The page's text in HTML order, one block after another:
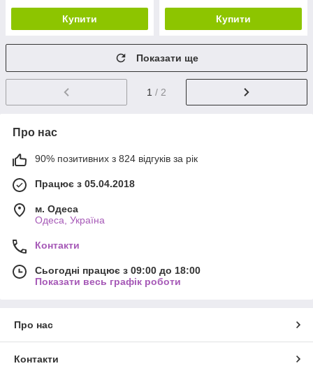
Купити Купити
Показати ще
1 / 2
Про нас
90% позитивних з 824 відгуків за рік
Працює з 05.04.2018
м. Одеса
Одеса, Україна
Контакти
Сьогодні працює з 09:00 до 18:00
Показати весь графік роботи
Про нас
Контакти